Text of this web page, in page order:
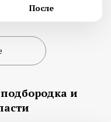
После
и